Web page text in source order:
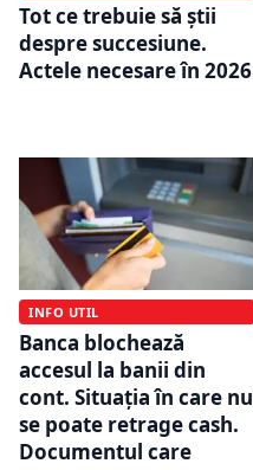
Tot ce trebuie să știi
despre succesiune.
Actele necesare în 2026
INFO UTIL
Banca blochează
accesul la banii din
cont. Situația în care nu
se poate retrage cash.
Documentul care